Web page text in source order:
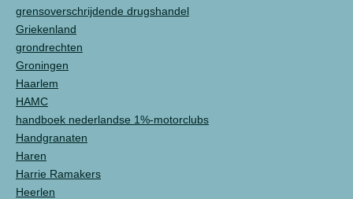
grensoverschrijdende drugshandel
Griekenland
grondrechten
Groningen
Haarlem
HAMC
handboek nederlandse 1%-motorclubs
Handgranaten
Haren
Harrie Ramakers
Heerlen